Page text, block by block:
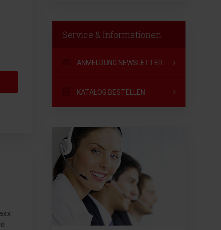
Service & Informationen
ANMELDUNG NEWSLETTER
KATALOG BESTELLEN